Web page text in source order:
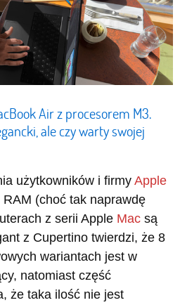
Air z procesorem M3.
ale czy warty swojej
użytkowników i firmyApple
(choć tak naprawdę
z serii Apple Mac są
z Cupertino twierdzi, że 8
wariantach jest w
natomiast część
że taka ilość nie jest